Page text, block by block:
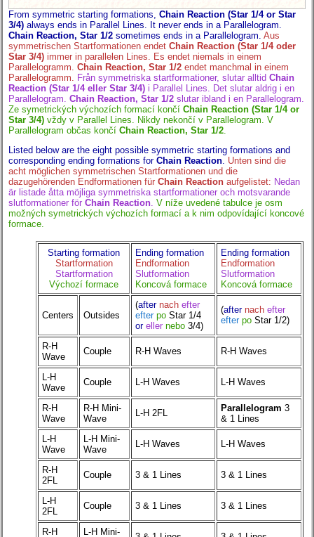
From symmetric starting formations, Chain Reaction (Star 1/4 or Star
3/4) always ends in Parallel Lines. It never ends in a Parallelogram.
Chain Reaction, Star 1/2 sometimes ends in a Parallelogram. Aus
symmetrischen Startformationen endet Chain Reaction (Star 1/4 oder
Star 3/4) immer in parallelen Lines. Es endet niemals in einem
Parallelogramm. Chain Reaction, Star 1/2 endet manchmal in einem
Parallelogramm.
Från symmetriska startformationer, slutar alltid Chain
Reaction (Star 1/4 eller Star 3/4) i Parallel Lines. Det slutar aldrig i en
Parallelogram. Chain Reaction, Star 1/2 slutar ibland i en Parallelogram.
Ze symetrických výchozích formací končí Chain Reaction (Star 1/4 or
Star 3/4) vždy v Parallel Lines. Nikdy nekončí v Parallelogram. V
Parallelogram občas končí Chain Reaction, Star 1/2
Listed below are the eight possible symmetric starting formations and
corresponding ending formations for Chain Reaction. Unten sind die
acht möglichen symmetrischen Startformationen und die
dazugehörenden Endformationen für Chain Reaction aufgelistet: Nedan
är listade åtta möjliga symmetriska startformationer och motsvarande
slutformationer för Chain Reaction. V níže uvedené tabulce je osm
možných symetrických výchozích formací a k nim odpovídající koncové
formace.
Starting formation
Startformation
Startformation
Výchozí formace
Ending formation
Endformation
Slutformation
Koncová formace
Ending formation
Endformation
Slutformation
Koncová formace
Centers Outsides
(after nach efter
efter po Star 1/4
or eller nebo 3/4)
(after nach efter
efter po Star 1/2)
R-H
Wave
Couple R-H Waves R-H Waves
L-H
Wave
Couple L-H Waves L-H Waves
R-H
Wave
R-H Mini-
Wave
L-H 2FL Parallelogram 3
& 1 Lines
L-H
Wave
L-H Mini-
Wave
L-H Waves L-H Waves
R-H
2FL
Couple 3 & 1 Lines 3 & 1 Lines
L-H
2FL
Couple 3 & 1 Lines 3 & 1 Lines
R-H
L-H Mini-